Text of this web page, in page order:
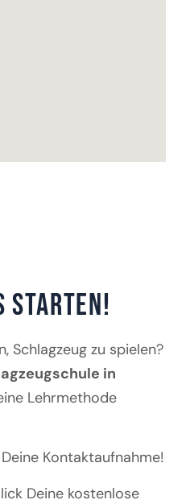
STARTEN!
Schlagzeug zu spielen?
in
Lehrmethode
Kontaktaufnahme!
Deine kostenlose